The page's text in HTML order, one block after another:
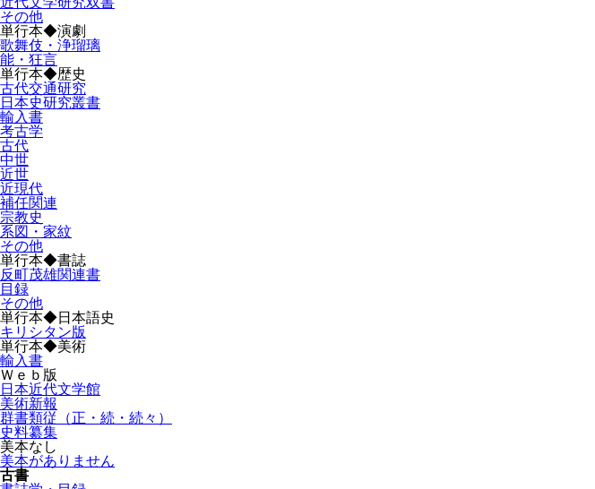
その他
単行本◆演劇
歌舞伎・浄瑠璃
能・狂言
単行本◆歴史
古代交通研究
日本史研究叢書
輸入書
考古学
古代
中世
近世
近現代
補任関連
宗教史
系図・家紋
その他
単行本◆書誌
反町茂雄関連書
目録
その他
単行本◆日本語史
キリシタン版
単行本◆美術
輸入書
Ｗｅｂ版
日本近代文学館
美術新報
群書類従（正・続・続々）
史料纂集
美本なし
美本がありません
古書